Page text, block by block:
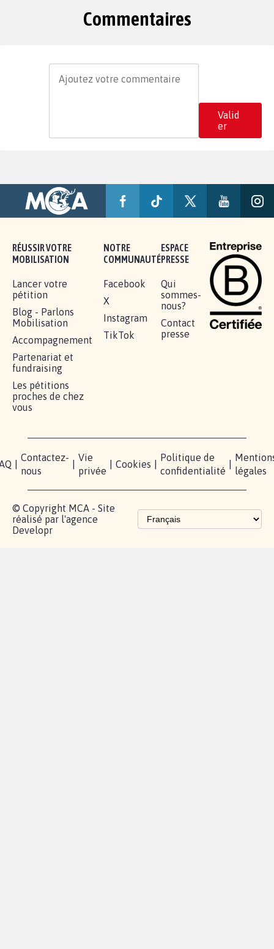
Commentaires
Valid
er
RÉUSSIR VOTRE
MOBILISATION
Lancer votre
pétition
Blog - Parlons
Mobilisation
Accompagnement
Partenariat et
fundraising
Les pétitions
proches de chez
vous
NOTRE
COMMUNAUTÉ
Facebook
X
Instagram
TikTok
ESPACE
PRESSE
Qui
sommes-
nous?
Contact
presse
Contactez-
nous
Vie
privée
Cookies
Politique de
confidentialité
légales
© Copyright MCA - Site
réalisé par l'agence
Developr